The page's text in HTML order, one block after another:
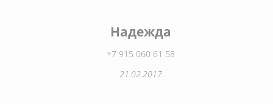
Надежда
+7 915 060 61 58
21.02.2017